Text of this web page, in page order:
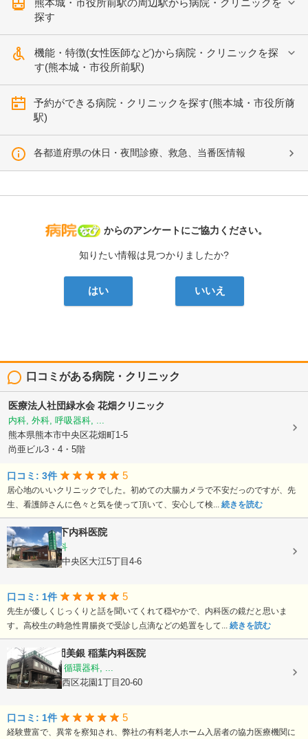
熊本城・市役所前駅の周辺駅から病院・クリニックを
探す
機能・特徴(女性医師など)から病院・クリニックを探
す(熊本城・市役所前駅)
予約ができる病院・クリニックを探す(熊本城・市役所前
駅)
各都道府県の休日・夜間診療、救急、当番医情報
病院なび
からのアンケートにご協力ください。
知りたい情報は見つかりましたか?
はい いいえ
口コミがある病院・クリニック
医療法人社団緑水会 花畑クリニック
内科, 外科, 呼吸器科, ...
熊本県熊本市中央区花畑町1-5
尚亜ビル3・4・5階
口コミ: 3件 5
居心地のいいクリニックでした。初めての大腸カメラで不安だっのですが、先
生、看護師さんに色々と気を使って頂いて、安心して検... 続きを読む
医療法人竹下内科医院
内科, 胃腸内科
熊本県熊本市中央区大江5丁目4-6
口コミ: 1件 5
先生が優しくじっくりと話を聞いてくれて穏やかで、内科医の鏡だと思いま
す。高校生の時急性胃腸炎で受診し点滴などの処置をして... 続きを読む
医療法人社団美銀 稲葉内科医院
内科, 胃腸科, 循環器科, ...
熊本県熊本市西区花園1丁目20-60
口コミ: 1件 5
経験豊富で、異常を察知され、弊社の有料老人ホーム入居者の協力医療機関に